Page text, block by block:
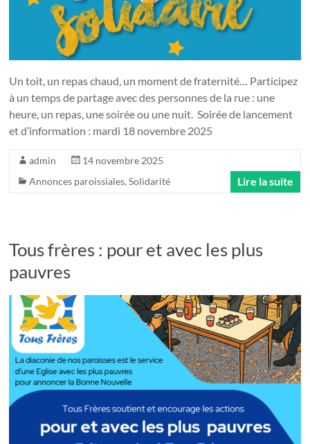
Un toit, un repas chaud, un moment de fraternité… Participez
à un temps de partage avec des personnes de la rue : une
heure, un repas, une soirée ou une nuit. Soirée de lancement
et d’information : mardi 18 novembre 2025
admin
14 novembre 2025
Annonces paroissiales,Solidarité Lire la suite
Tous frères : pour et avec les plus
pauvres